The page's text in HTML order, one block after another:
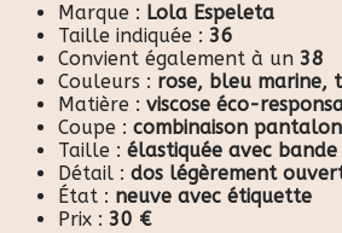
Marque : Lola Espeleta
Taille indiquée : 36
Convient également à un 38
Couleurs : rose, bleu marine,
Matière : viscose éco-
Coupe : combinaison
Taille : élastiquée avec
Détail : dos légèrement
État : neuve avec étiquette
Prix : 30 €